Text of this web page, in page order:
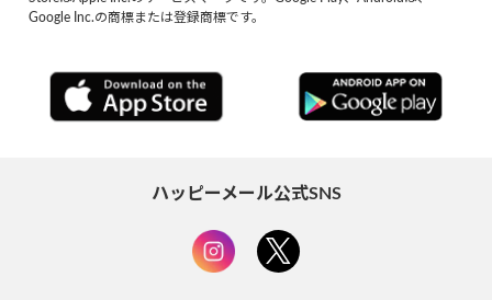
Google Inc.の商標または登録商標です。
ハッピーメール公式SNS